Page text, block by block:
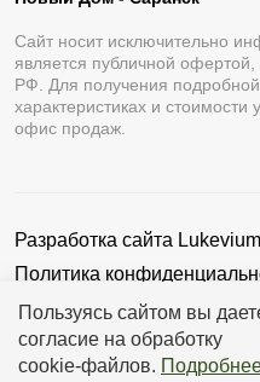
Пользуясь сайтом вы
согласие на обработку
cookie-файлов.
Сайт носит исключительно
является публичной
РФ. Для получения
характеристиках и стоимости
офис продаж.
Разработка сайта Lukevium
Политика
Пользовательское